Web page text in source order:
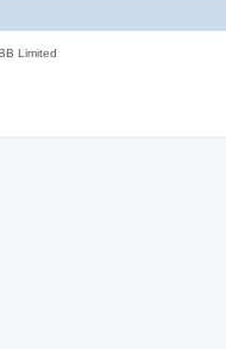
Limited